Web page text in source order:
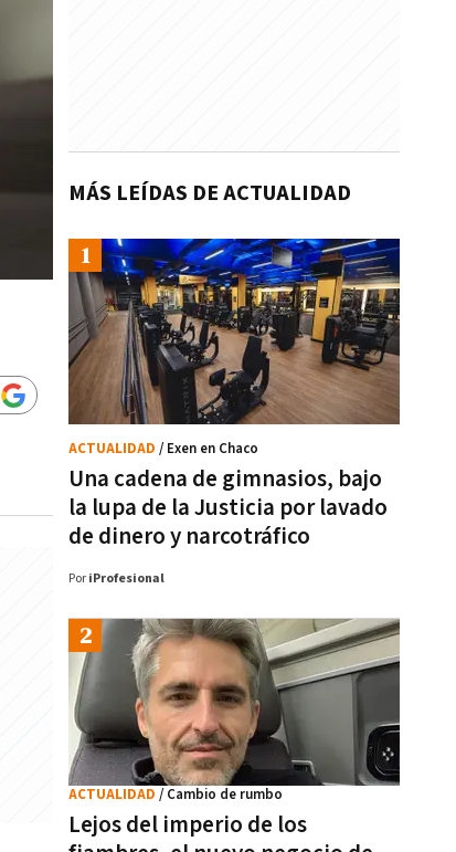
MÁS LEÍDAS DE ACTUALIDAD
Una cadena de gimnasios, bajo
la lupa de la Justicia por lavado
de dinero y narcotráfico
ACTUALIDAD / Exen en Chaco
Por iProfesional
Lejos del imperio de los
ACTUALIDAD / Cambio de rumbo